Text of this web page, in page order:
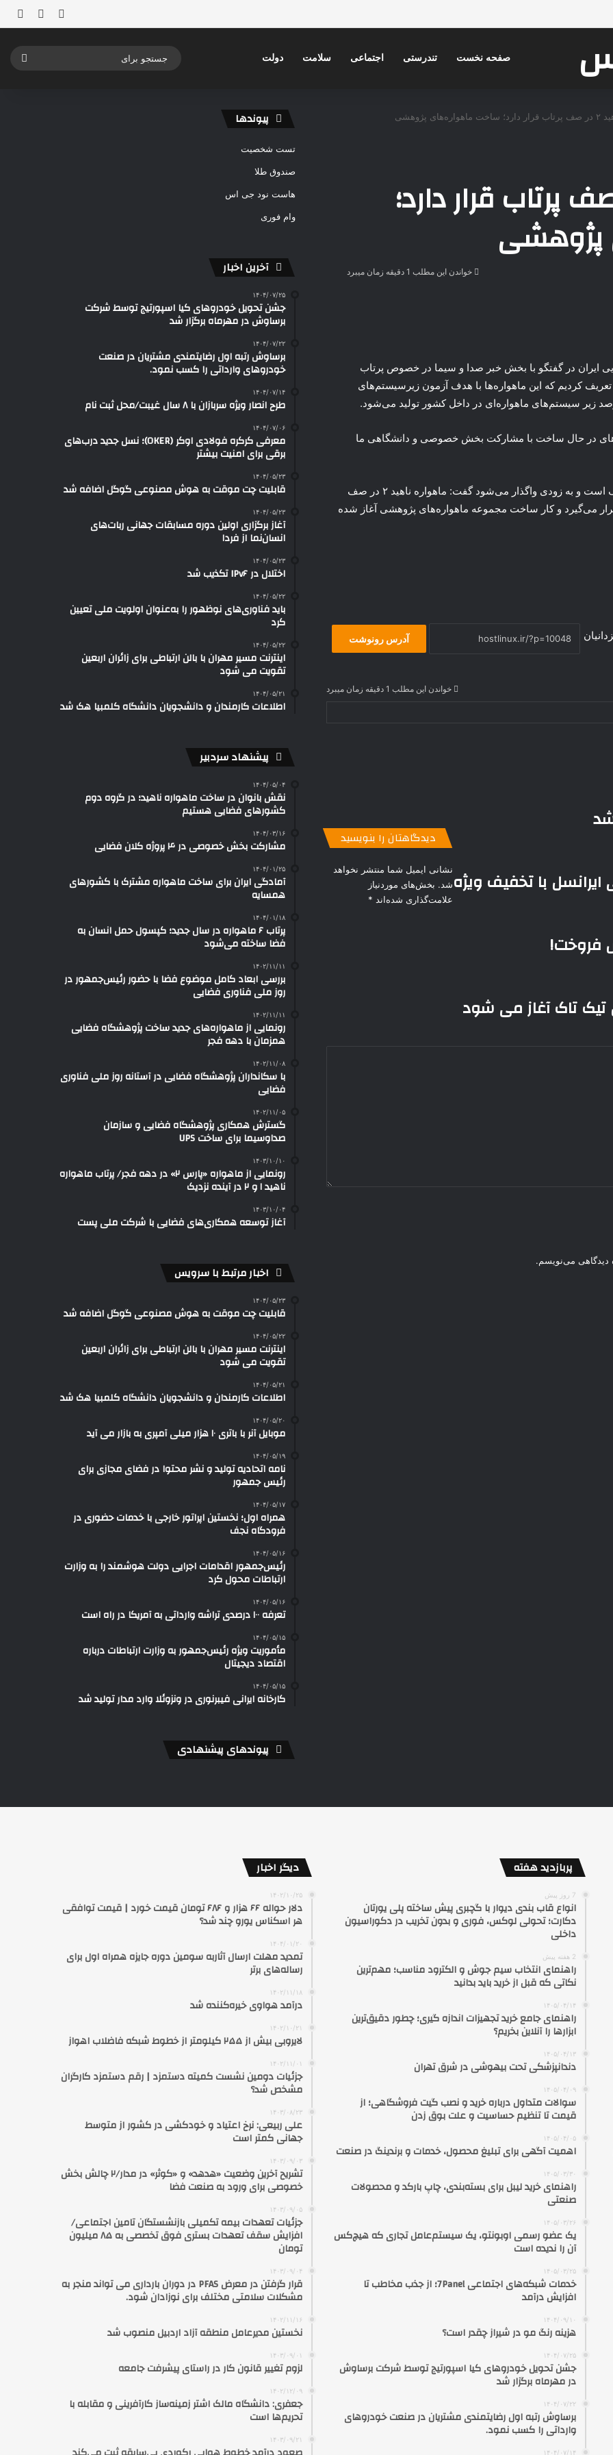
ورود نوشته
صفحه نخست تندرستی اجتماعی سلامت دولت
پژوهشی
ناهید ۲ در صف پرتاب قرار دارد؛
پژوهشی
خواندن این مطلب 1 دقیقه زمان میبرد
ایران در گفتگو با بخش خبر صدا و سیما در خصوص پرتاب
کردیم که این ماهواره‌ها با هدف آزمون زیرسیستم‌های
زیر سیستم‌های ماهواره‌ای در داخل کشور تولید می‌شود.
در حال ساخت با مشارکت بخش خصوصی و دانشگاهی ما
است
و به زودی واگذار می‌شود گفت: ماهواره ناهید ۲ در صف
ماهواره پارس ۲ در صف پرتاب قرار می‌گیرد و کار ساخت مجموعه ماهواره‌های پژوهشی آغاز شده
آدرس رونوشت
خواندن این مطلب 1 دقیقه زمان میبرد
با تخفیف ویژه
فروخت!
تیک تاک آغاز می شود
دیدگاهتان را بنویسید
نشانی ایمیل شما منتشر نخواهد
شد. بخش‌های موردنیاز
علامت‌گذاری شده‌اند *
دیدگاهی می‌نویسم.
پیوندها
تست شخصیت
صندوق طلا
هاست نود جی اس
وام فوری
آخرین اخبار
۱۴۰۴/۰۷/۲۵
جشن تحویل خودروهای کیا اسپورتیج توسط شرکت
برساوش در مهرماه برگزار شد
۱۴۰۴/۰۷/۲۲
برساوش رتبه اول رضایتمندی مشتریان در صنعت
خودروهای وارداتی را کسب نمود.
۱۴۰۴/۰۷/۱۴
طرح انصار ویژه سربازان با ۸ سال غیبت/محل ثبت نام
۱۴۰۴/۰۷/۰۶
معرفی کرکره فولادی اوکر (OKER)؛ نسل جدید درب‌های
برقی برای امنیت بیشتر
۱۴۰۴/۰۵/۲۳
قابلیت چت موقت به هوش مصنوعی گوگل اضافه شد
۱۴۰۴/۰۵/۲۳
آغاز برگزاری اولین دوره مسابقات جهانی ربات‌های
انسان‌نما از فردا
۱۴۰۴/۰۵/۲۳
اختلال در IPv۶ تکذیب شد
۱۴۰۴/۰۵/۲۲
باید فناوری‌های نوظهور را به‌عنوان اولویت ملی تعیین
کرد
۱۴۰۴/۰۵/۲۲
اینترنت مسیر مهران با بالن ارتباطی برای زائران اربعین
تقویت می شود
۱۴۰۴/۰۵/۲۱
اطلاعات کارمندان و دانشجویان دانشگاه کلمبیا هک شد
پیشنهاد سردبیر
۱۴۰۴/۰۵/۰۴
نقش بانوان در ساخت ماهواره ناهید؛ در گروه دوم
کشورهای فضایی هستیم
۱۴۰۴/۰۳/۱۶
مشارکت بخش خصوصی در ۴ پروژه کلان فضایی
۱۴۰۴/۰۱/۲۵
آمادگی ایران برای ساخت ماهواره مشترک با کشورهای
همسایه
۱۴۰۴/۰۱/۱۸
پرتاب ۶ ماهواره در سال جدید؛ کپسول حمل انسان به
فضا ساخته می‌شود
۱۴۰۲/۱۱/۱۱
بررسی ابعاد کامل موضوع فضا با حضور رئیس‌جمهور در
روز ملی فناوری فضایی
۱۴۰۲/۱۱/۱۱
رونمایی از ماهواره‌های جدید ساخت پژوهشگاه فضایی
همزمان با دهه فجر
۱۴۰۲/۱۱/۰۸
با سکانداران پژوهشگاه فضایی در آستانه روز ملی فناوری
فضایی
۱۴۰۲/۱۱/۰۵
گسترش همکاری پژوهشگاه فضایی و سازمان
صداوسیما برای ساخت UPS
۱۴۰۳/۱۰/۱۰
رونمایی از ماهواره «پارس ۲» در دهه فجر/ پرتاب ماهواره
ناهید ۱ و ۲ در آینده نزدیک
۱۴۰۳/۱۰/۰۴
آغاز توسعه همکاری‌های فضایی با شرکت ملی پست
اخبار مرتبط با سرویس
۱۴۰۴/۰۵/۲۳
قابلیت چت موقت به هوش مصنوعی گوگل اضافه شد
۱۴۰۴/۰۵/۲۲
اینترنت مسیر مهران با بالن ارتباطی برای زائران اربعین
تقویت می شود
۱۴۰۴/۰۵/۲۱
اطلاعات کارمندان و دانشجویان دانشگاه کلمبیا هک شد
۱۴۰۴/۰۵/۲۰
موبایل آنر با باتری ۱۰ هزار میلی آمپری به بازار می آید
۱۴۰۴/۰۵/۱۹
نامه اتحادیه تولید و نشر محتوا در فضای مجازی برای
رئیس جمهور
۱۴۰۴/۰۵/۱۷
همراه اول؛ نخستین اپراتور خارجی با خدمات حضوری در
فرودگاه نجف
۱۴۰۴/۰۵/۱۶
رئیس‌جمهور اقدامات اجرایی دولت هوشمند را به وزارت
ارتباطات محول کرد
۱۴۰۴/۰۵/۱۶
تعرفه ۱۰۰ درصدی تراشه وارداتی به آمریکا در راه است
۱۴۰۴/۰۵/۱۵
مأموریت ویژه رئیس‌جمهور به وزارت ارتباطات درباره
اقتصاد دیجیتال
۱۴۰۴/۰۵/۱۵
کارخانه ایرانی فیبرنوری در ونزوئلا وارد مدار تولید شد
پیوندهای پیشنهادی
پربازدید هفته
7 روز پیش
انواع قاب بندی دیوار با گچبری پیش ساخته پلی یورتان
دکارت؛ تحولی لوکس، فوری و بدون تخریب در دکوراسیون
داخلی
2 هفته پیش
راهنمای انتخاب سیم جوش و الکترود مناسب؛ مهم‌ترین
نکاتی که قبل از خرید باید بدانید
۱۴۰۵/۰۴/۱۴
راهنمای جامع خرید تجهیزات اندازه گیری؛ چطور دقیق‌ترین
ابزارها را آنلاین بخریم؟
۱۴۰۵/۰۴/۱۳
دندانپزشکی تحت بیهوشی در شرق تهران
۱۴۰۵/۰۴/۰۹
سوالات متداول درباره خرید و نصب گیت فروشگاهی؛ از
قیمت تا تنظیم حساسیت و علت بوق زدن
۱۴۰۵/۰۴/۰۵
اهمیت آگهی برای تبلیغ محصول، خدمات و برندینگ در صنعت
۱۴۰۵/۰۳/۳۰
راهنمای خرید لیبل برای بسته‌بندی، چاپ بارکد و محصولات
صنعتی
۱۴۰۵/۰۳/۲۶
یک عضو رسمی اوبونتو، یک سیستم‌عامل تجاری که هیچ‌کس
آن را ندیده است
۱۴۰۵/۰۳/۲۵
خدمات شبکه‌های اجتماعی 7Panel؛ از جذب مخاطب تا
افزایش درآمد
۱۴۰۴/۰۹/۱۰
هزینه رنگ مو در شیراز چقدر است؟
۱۴۰۴/۰۷/۲۵
جشن تحویل خودروهای کیا اسپورتیج توسط شرکت برساوش
در مهرماه برگزار شد
۱۴۰۴/۰۷/۲۲
برساوش رتبه اول رضایتمندی مشتریان در صنعت خودروهای
وارداتی را کسب نمود.
۱۴۰۴/۰۷/۱۴
دیگر اخبار
۱۴۰۲/۱۰/۲۵
دلار حواله ۶۶ هزار و ۶۸۶ تومان قیمت خورد | قیمت توافقی
هر اسکناس یورو چند شد؟
۱۴۰۴/۰۱/۲۰
تمدید مهلت ارسال آثاربه سومین دوره جایزه همراه اول برای
رساله‌های برتر
۱۴۰۲/۱۱/۱۸
درآمد هواوی خیره‌کننده شد
۱۴۰۲/۱۰/۲۱
لایروبی بیش از ۲۵۵ کیلومتر از خطوط شبکه فاضلاب اهواز
۱۴۰۲/۱۱/۰۱
جزئیات دومین نشست کمیته دستمزد | رقم دستمزد کارگران
مشخص شد؟
۱۴۰۳/۰۸/۲۳
علی ربیعی: نرخ اعتیاد و خودکشی در کشور از متوسط
جهانی کمتر است
۱۴۰۳/۰۹/۰۳
تشریح آخرین وضعیت «هدهد» و «کوثر» در مدار/۲ چالش بخش
خصوصی برای ورود به صنعت فضا
۱۴۰۳/۰۹/۰۵
جزئیات تعهدات بیمه‌ تکمیلی بازنشستگان تامین اجتماعی/
افزایش سقف تعهدات بستری فوق تخصصی به ۸۵ میلیون
تومان
۱۴۰۳/۰۹/۰۴
قرار گرفتن در معرض PFAS در دوران بارداری می تواند منجر به
مشکلات سلامتی مختلف برای نوزادان شود.
۱۴۰۲/۱۱/۱۶
نخستین مدیرعامل منطقه آزاد اردبیل منصوب شد
۱۴۰۳/۰۹/۰۱
لزوم تغییر قانون کار در راستای پیشرفت جامعه
۱۴۰۲/۱۲/۰۹
جعفری: دانشگاه مالک اشتر زمینه‌ساز کارآفرینی و مقابله با
تحریم‌ها است
۱۴۰۳/۰۹/۲۱